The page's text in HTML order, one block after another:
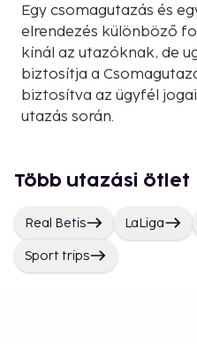
Egy csomagutazás és
elrendezés különböző
kínál az utazóknak, de
biztosítja a
biztosítva az ügyfél
utazás során.
Több utazási ötlet
Real Betis LaLiga
Sport trips